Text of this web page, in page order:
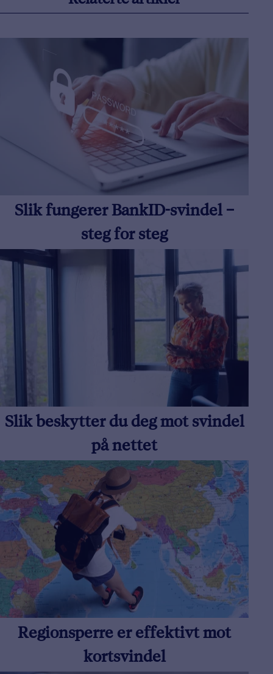
Slik fungerer BankID-svindel –
steg for steg
Slik beskytter du deg mot svindel
på nettet
Regionsperre er effektivt mot
kortsvindel